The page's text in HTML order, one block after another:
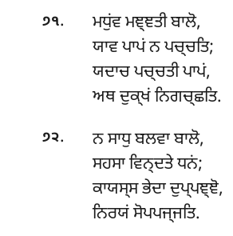
੭੧.
ਮਧੁਂਵ ਮਞ੍ਞਤੀ ਬਾਲੋ,
ਯਾਵ ਪਾਪਂ ਨ ਪਚ੍ਚਤਿ;
ਯਦਾਚਪਚ੍ਚਤੀ ਪਾਪਂ,
ਅਥ ਦੁਕ੍ਖਂ ਨਿਗਚ੍ਛਤਿ.
੭੨.
ਨ ਸਾਧੁ ਬਲਵਾ ਬਾਲੋ,
ਸਹਸਾ ਵਿਨ੍ਦਤੇ ਧਨਂ;
ਕਾਯਸ੍ਸ ਭੇਦਾ ਦੁਪ੍ਪਞ੍ਞੋ,
ਨਿਰਯਂ ਸੋਪਪਜ੍ਜਤਿ.